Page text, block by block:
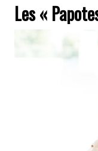
Les «